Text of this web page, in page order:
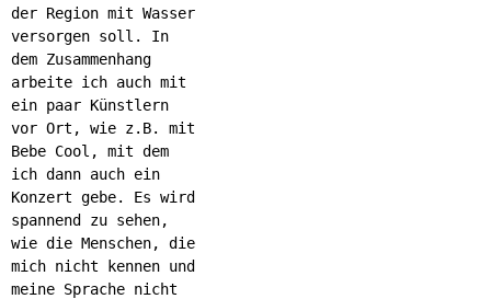
der Region mit Wasser
versorgen soll. In
dem Zusammenhang
arbeite ich auch mit
ein paar Künstlern
vor Ort, wie z.B. mit
Bebe Cool, mit dem
ich dann auch ein
Konzert gebe. Es wird
spannend zu sehen,
wie die Menschen, die
mich nicht kennen und
meine Sprache nicht